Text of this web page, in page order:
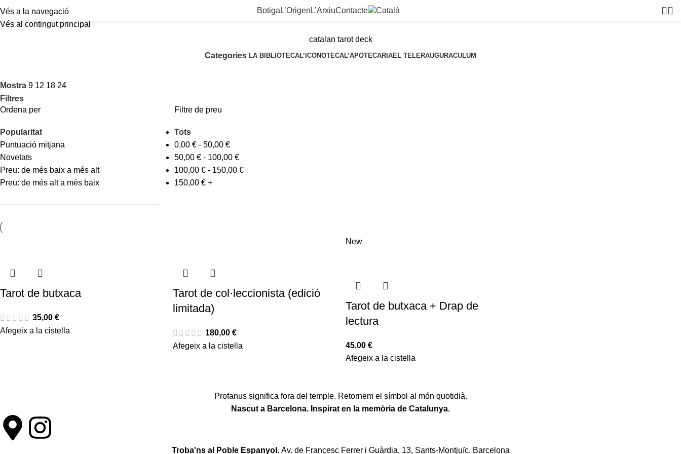
Vés a la navegació
Vés al contingut principal
Botiga L’Origen L’ArxiuContacte
catalan tarot deck
Categories LA BIBLIOTECAL’ICONOTECAL’APOTECARIAEL TELERAUGURACULUM
Mostra 9 12 18 24
Filtres
Ordena per
Popularitat
Puntuació mitjana
Novetats
Preu: de més baix a més alt
Preu: de més alt a més baix
Filtre de preu
Tots
0,00 €- 50,00 €
50,00 €- 100,00 €
100,00 €- 150,00 €
150,00 €+
Tarot de butxaca
35,00 €
Afegeix a la cistella
Tarot de col·leccionista (edició
limitada)
180,00 €
Afegeix a la cistella
New
Tarot de butxaca + Drap de
lectura
45,00 €
Afegeix a la cistella
Profanus significa fora del temple. Retornem el símbol al món quotidià.
Nascut a Barcelona. Inspirat en la memòria de Catalunya.
Troba'ns al Poble Espanyol. Av. de Francesc Ferrer i Guàrdia, 13, Sants-Montjuïc. Barcelona